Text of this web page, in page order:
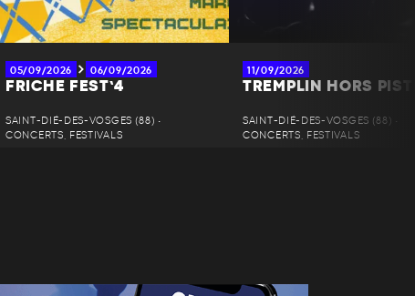
05/09/2026 06/09/2026
FRICHE FEST’4
SAINT-DIÉ-DES-VOSGES (88) •
CONCERTS, FESTIVALS
11/09/2026
TREMPLIN HORS
SAINT-DIÉ-DES-VOSGES (88) •
CONCERTS, FESTIVALS